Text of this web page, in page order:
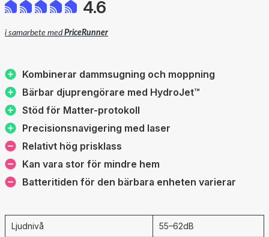
4.6
i samarbete med PriceRunner
Kombinerar dammsugning och moppning
Bärbar djuprengörare med HydroJet™
Stöd för Matter-protokoll
Precisionsnavigering med laser
Relativt hög prisklass
Kan vara stor för mindre hem
Batteritiden för den bärbara enheten varierar
Ljudnivå 55–62dB